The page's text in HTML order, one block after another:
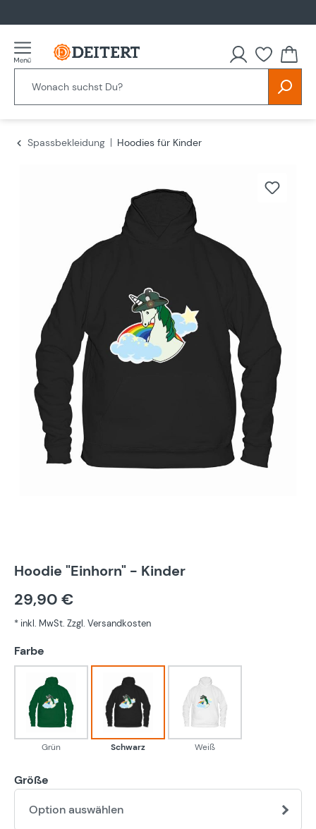
Spassbekleidung
Hoodies für Kinder
Hoodie "Einhorn" - Kinder
29,90 €
* inkl. MwSt. Zzgl. Versandkosten
Farbe
Grün
Grün
Schwarz
Schwarz
Weiß
Weiß
Größe
Option auswählen